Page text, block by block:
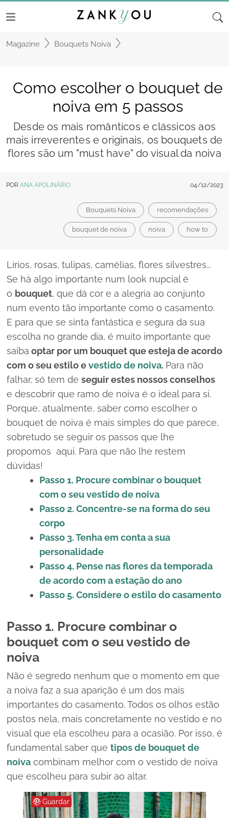
Magazine Bouquets Noiva
Como escolher o bouquet de
noiva em 5 passos
Desde os mais românticos e clássicos aos
mais irreverentes e originais, os bouquets de
flores são um "must have" do visual da noiva
POR ANA APOLINÁRIO 04/12/2023
Bouquets Noiva recomendações
bouquet de noiva noiva how to
Lírios, rosas, tulipas, camélias, flores silvestres...
Se há algo importante num look nupcial é
o bouquet, que dá cor e a alegria ao conjunto
num evento tão importante como o casamento.
E para que se sinta fantástica e segura da sua
escolha no grande dia, é muito importante que
saiba optar por um bouquetque esteja de acordo
com o seu estilo evestido de noiva. Para não
falhar, só tem de seguir estes nossos conselhos
e descobrir que ramo de noiva é o ideal para si.
Porque, atualmente, saber como escolher o
bouquet de noiva é mais simples do que parece,
sobretudo se seguir os passos que lhe
propomos aqui. Para que não lhe restem
dúvidas!
Passo 1. Procure combinar o bouquet
com o seu vestido de noiva
Passo 2. Concentre-se na forma do seu
corpo
Passo 3. Tenha em conta a sua
personalidade
Passo 4. Pense nas flores da temporada
de acordo com a estação do ano
Passo 5. Considere o estilo do casamento
Passo 1. Procure combinar o
bouquet com o seu vestido de
noiva
Não é segredo nenhum que o momento em que
a noiva faz a sua aparição é um dos mais
importantes do casamento. Todos os olhos estão
postos nela, mais concretamente no vestido e no
visual que ela escolheu para a ocasião. Por isso, é
fundamental saber que tipos de bouquet de
noiva combinam melhor com o vestido de noiva
que escolheu para subir ao altar.
Guardar